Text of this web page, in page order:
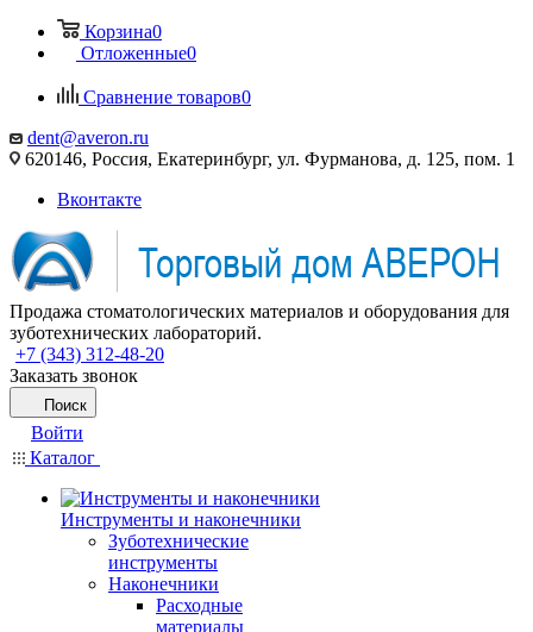
Корзина0
Отложенные0
Сравнение товаров0
dent@averon.ru
620146, Россия, Екатеринбург, ул. Фурманова, д. 125, пом. 1
Вконтакте
Продажа стоматологических материалов и оборудования для
зуботехнических лабораторий.
+7 (343) 312-48-20
Заказать звонок
Поиск
Войти
Каталог
Инструменты и наконечники
Зуботехнические
инструменты
Наконечники
Расходные
материалы